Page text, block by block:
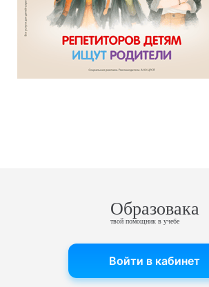
Образовака
твой помощник в учебе
Войти в кабинет